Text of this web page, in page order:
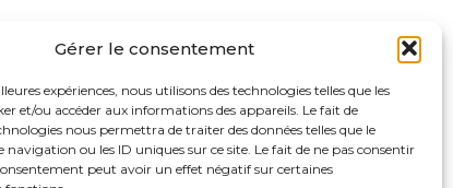
Gérer le consentement
expériences, nous utilisons des technologies telles que les
et/ou accéder aux informations des appareils. Le fait de
nous permettra de traiter des données telles que le
ou les ID uniques sur ce site. Le fait de ne pas consentir
peut avoir un effet négatif sur certaines